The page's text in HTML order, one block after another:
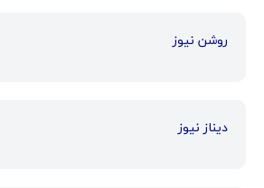
روشن نیوز
دیناز نیوز